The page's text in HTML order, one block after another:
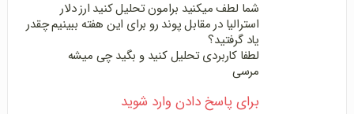
شما لطف میکنید برامون تحلیل کنید ارز دلار
استرالیا در مقابل پوند رو برای این هفته ببینیم چقدر
یاد گرفتید؟
لطفا کاربردی تحلیل کنید و بگید چی میشه
مرسی
برای پاسخ دادن وارد شوید